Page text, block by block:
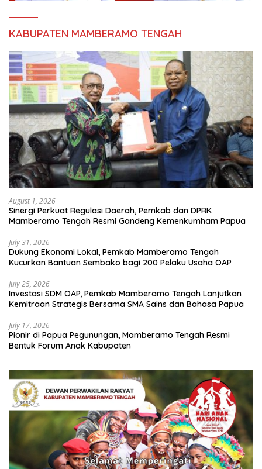
KABUPATEN MAMBERAMO TENGAH
August 1, 2026
Sinergi Perkuat Regulasi Daerah, Pemkab dan DPRK
Mamberamo Tengah Resmi Gandeng Kemenkumham Papua
July 31, 2026
Dukung Ekonomi Lokal, Pemkab Mamberamo Tengah
Kucurkan Bantuan Sembako bagi 200 Pelaku Usaha OAP
July 25, 2026
Investasi SDM OAP, Pemkab Mamberamo Tengah Lanjutkan
Kemitraan Strategis Bersama SMA Sains dan Bahasa Papua
July 17, 2026
Pionir di Papua Pegunungan, Mamberamo Tengah Resmi
Bentuk Forum Anak Kabupaten